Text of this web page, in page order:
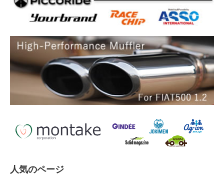
人気のページ